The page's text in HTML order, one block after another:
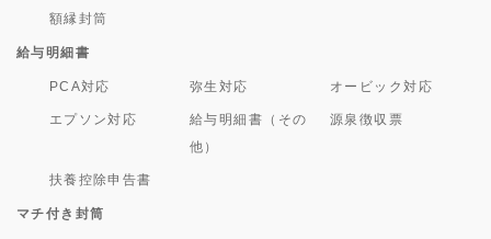
額縁封筒
給与明細書
PCA対応 弥生対応 オービック対応
エプソン対応
給与明細書（その
他）
源泉徴収票
扶養控除申告書
マチ付き封筒